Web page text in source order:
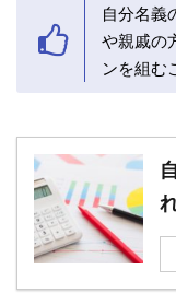
自分名義
や親戚の
ンを組む